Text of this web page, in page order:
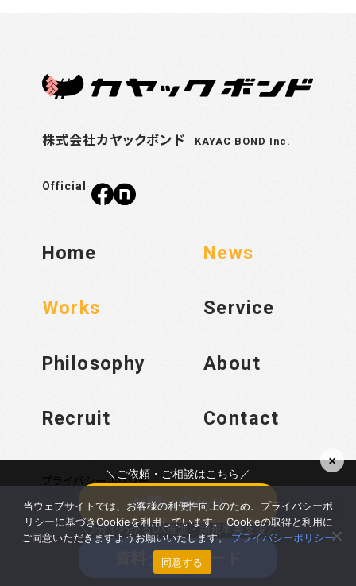
株式会社カヤックボンド KAYAC BOND Inc.
Official
Home News
Works Service
Philosophy About
Recruit Contact
プライバシーポリシー
各種基本方針
© 2025 kayac.bond All rights reserved. Page Top
当ウェブサイトでは、お客様の利便性向上のため、プライバシーポ
リシーに基づきCookieを利用しています。 Cookieの取得と利用に
ご同意いただきますようお願いいたします。プライバシーポリシー
同意する
×
＼ご依頼・ご相談はこちら／
お問い合わせ
＼5分でわかるDX推進・新規事業支援／
資料ダウンロード